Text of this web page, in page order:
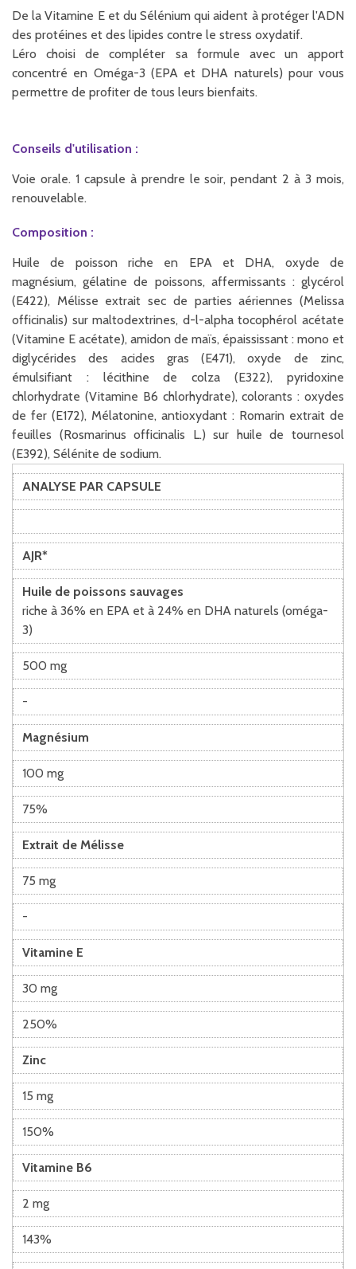
De la Vitamine E et du Sélénium qui aident à protéger l'ADN
des protéines et des lipides contre le stress oxydatif.
Léro choisi de compléter sa formule avec un apport
concentré en Oméga-3 (EPA et DHA naturels) pour vous
permettre de profiter de tous leurs bienfaits.
Conseils d'utilisation :
Voie orale. 1 capsule à prendre le soir, pendant 2 à 3 mois,
renouvelable.
Composition :
Huile de poisson riche en EPA et DHA, oxyde de
magnésium, gélatine de poissons, affermissants : glycérol
(E422), Mélisse extrait sec de parties aériennes (Melissa
officinalis) sur maltodextrines, d-l-alpha tocophérol acétate
(Vitamine E acétate), amidon de maïs, épaississant : mono et
diglycérides des acides gras (E471), oxyde de zinc,
émulsifiant : lécithine de colza (E322), pyridoxine
chlorhydrate (Vitamine B6 chlorhydrate), colorants : oxydes
de fer (E172), Mélatonine, antioxydant : Romarin extrait de
feuilles (Rosmarinus officinalis L.) sur huile de tournesol
(E392), Sélénite de sodium.
ANALYSE PAR CAPSULE
AJR*
Huile de poissons sauvages
riche à 36% en EPA et à 24% en DHA naturels (oméga-
3)
500 mg
-
Magnésium
100 mg
75%
Extrait de Mélisse
75 mg
-
Vitamine E
30 mg
250%
Zinc
15 mg
150%
Vitamine B6
2 mg
143%